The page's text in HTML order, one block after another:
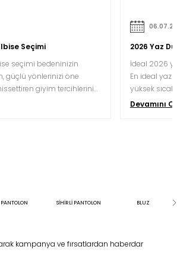
Seçimi
seçimi bedeninizin
güçlü yönlerinizi öne
giyim tercihlerini
Doğru kesim ve
2026 Yaz
İdeal 2026
En ideal yaz
yüksek
nefes
Devamını
PANTOLON SİHİRLİ PANTOLON BLUZ
kampanya ve fırsatlardan haberdar